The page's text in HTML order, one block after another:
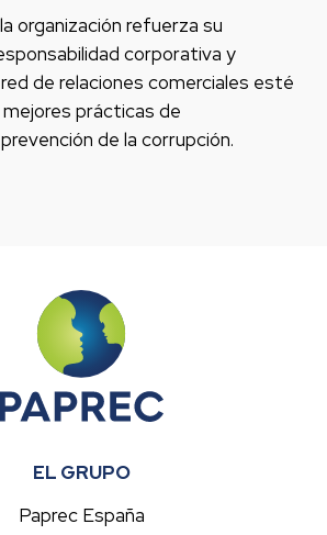
organización refuerza su
corporativa y
de relaciones comerciales esté
mejores prácticas de
de la corrupción.
EL GRUPO
Paprec España